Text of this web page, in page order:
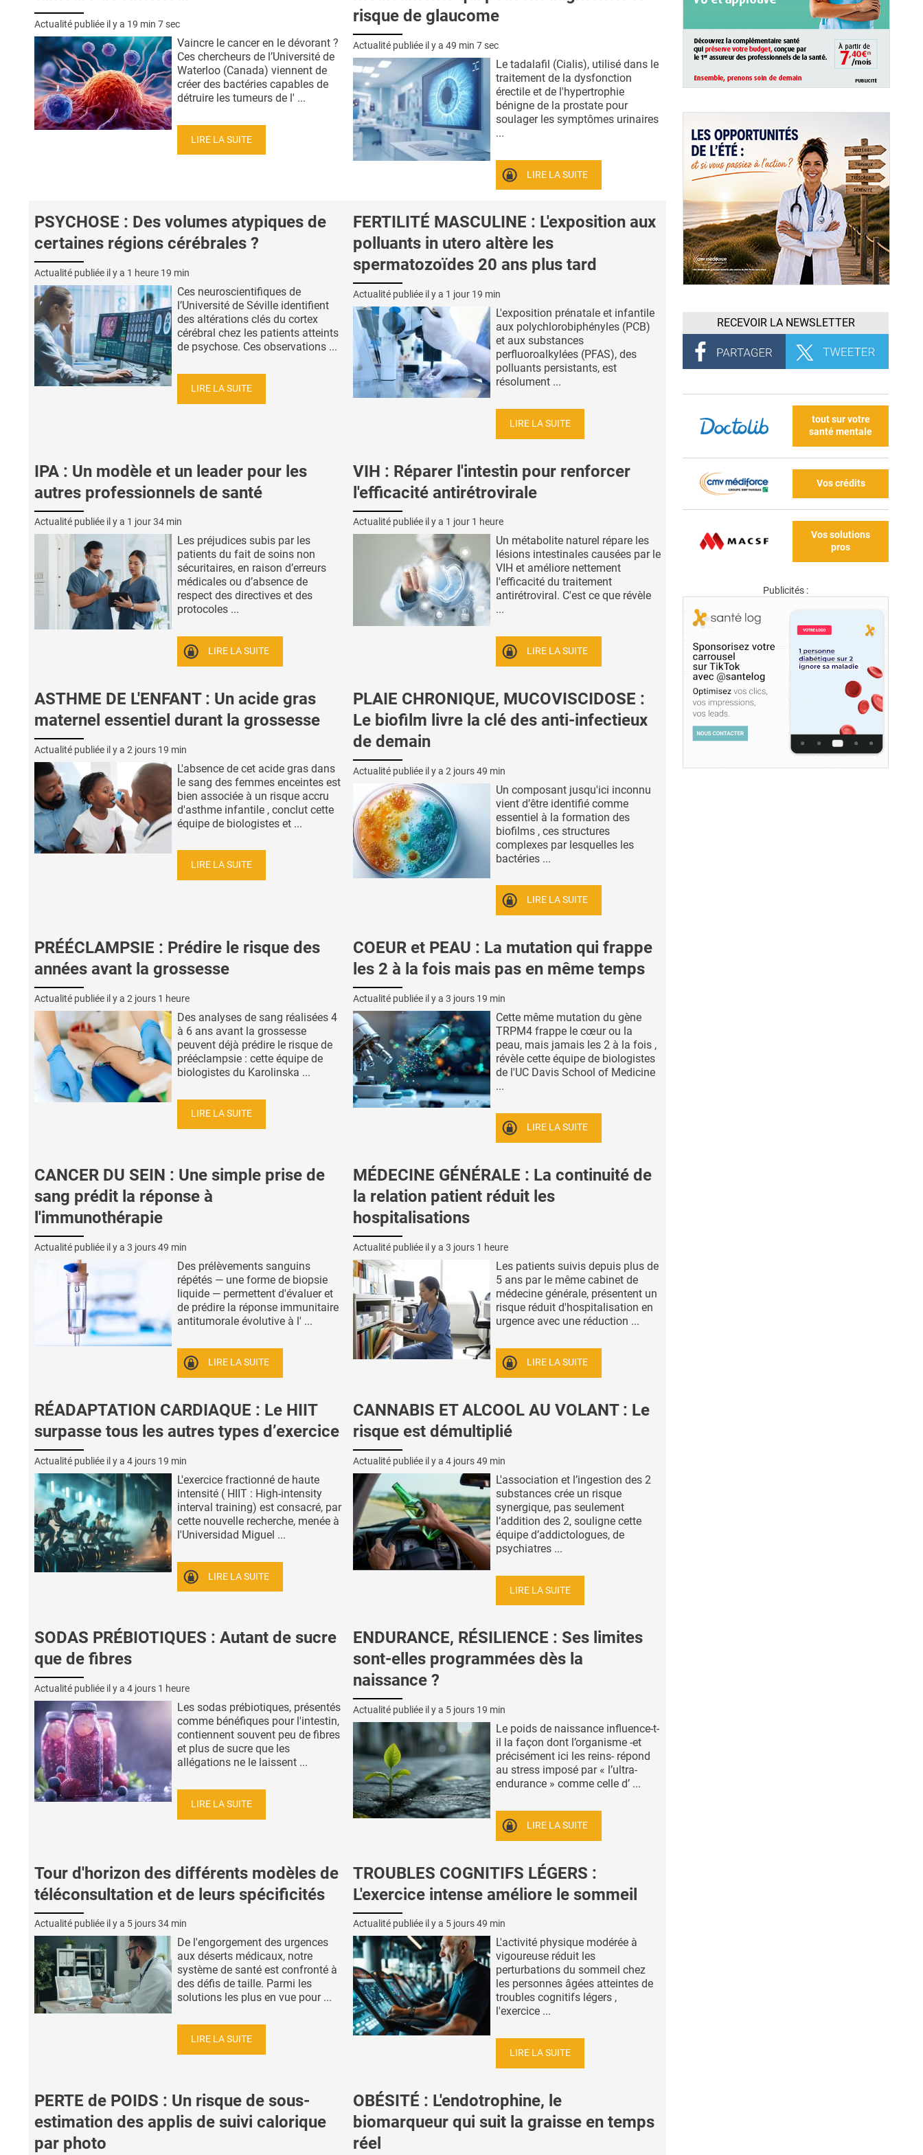
Actualité publiée il y a 19 min 7 sec
Vaincre le cancer en le dévorant ?
Ces chercheurs de l’Université de
Waterloo (Canada) viennent de
créer des bactéries capables de
détruire les tumeurs de l' ...
LIRE LA SUITE
risque de glaucome
Actualité publiée il y a 49 min 7 sec
Le tadalafil (Cialis), utilisé dans le
traitement de la dysfonction
érectile et de l'hypertrophie
bénigne de la prostate pour
soulager les symptômes urinaires
...
LIRE LA SUITE
PSYCHOSE : Des volumes atypiques de
certaines régions cérébrales ?
Actualité publiée il y a 1 heure 19 min
Ces neuroscientifiques de
l’Université de Séville identifient
des altérations clés du cortex
cérébral chez les patients atteints
de psychose. Ces observations ...
LIRE LA SUITE
FERTILITÉ MASCULINE : L'exposition aux
polluants in utero altère les
spermatozoïdes 20 ans plus tard
Actualité publiée il y a 1 jour 19 min
L'exposition prénatale et infantile
aux polychlorobiphényles (PCB)
et aux substances
perfluoroalkylées (PFAS), des
polluants persistants, est
résolument ...
LIRE LA SUITE
IPA : Un modèle et un leader pour les
autres professionnels de santé
Actualité publiée il y a 1 jour 34 min
Les préjudices subis par les
patients du fait de soins non
sécuritaires, en raison d’erreurs
médicales ou d’absence de
respect des directives et des
protocoles ...
LIRE LA SUITE
VIH : Réparer l'intestin pour renforcer
l'efficacité antirétrovirale
Actualité publiée il y a 1 jour 1 heure
Un métabolite naturel répare les
lésions intestinales causées par le
VIH et améliore nettement
l'efficacité du traitement
antirétroviral. C'est ce que révèle
...
LIRE LA SUITE
ASTHME DE L'ENFANT : Un acide gras
maternel essentiel durant la grossesse
Actualité publiée il y a 2 jours 19 min
L'absence de cet acide gras dans
le sang des femmes enceintes est
bien associée à un risque accru
d'asthme infantile , conclut cette
équipe de biologistes et ...
LIRE LA SUITE
PLAIE CHRONIQUE, MUCOVISCIDOSE :
Le biofilm livre la clé des anti-infectieux
de demain
Actualité publiée il y a 2 jours 49 min
Un composant jusqu'ici inconnu
vient d’être identifié comme
essentiel à la formation des
biofilms , ces structures
complexes par lesquelles les
bactéries ...
LIRE LA SUITE
PRÉÉCLAMPSIE : Prédire le risque des
années avant la grossesse
Actualité publiée il y a 2 jours 1 heure
Des analyses de sang réalisées 4
à 6 ans avant la grossesse
peuvent déjà prédire le risque de
prééclampsie : cette équipe de
biologistes du Karolinska ...
LIRE LA SUITE
COEUR et PEAU : La mutation qui frappe
les 2 à la fois mais pas en même temps
Actualité publiée il y a 3 jours 19 min
Cette même mutation du gène
TRPM4 frappe le cœur ou la
peau, mais jamais les 2 à la fois ,
révèle cette équipe de biologistes
de l'UC Davis School of Medicine
...
LIRE LA SUITE
CANCER DU SEIN : Une simple prise de
sang prédit la réponse à
l'immunothérapie
Actualité publiée il y a 3 jours 49 min
Des prélèvements sanguins
répétés — une forme de biopsie
liquide — permettent d'évaluer et
de prédire la réponse immunitaire
antitumorale évolutive à l' ...
LIRE LA SUITE
MÉDECINE GÉNÉRALE : La continuité de
la relation patient réduit les
hospitalisations
Actualité publiée il y a 3 jours 1 heure
Les patients suivis depuis plus de
5 ans par le même cabinet de
médecine générale, présentent un
risque réduit d'hospitalisation en
urgence avec une réduction ...
LIRE LA SUITE
RÉADAPTATION CARDIAQUE : Le HIIT
surpasse tous les autres types d’exercice
Actualité publiée il y a 4 jours 19 min
L'exercice fractionné de haute
intensité ( HIIT : High-intensity
interval training) est consacré, par
cette nouvelle recherche, menée à
l'Universidad Miguel ...
LIRE LA SUITE
CANNABIS ET ALCOOL AU VOLANT : Le
risque est démultiplié
Actualité publiée il y a 4 jours 49 min
L'association et l’ingestion des 2
substances crée un risque
synergique, pas seulement
l’addition des 2, souligne cette
équipe d’addictologues, de
psychiatres ...
LIRE LA SUITE
SODAS PRÉBIOTIQUES : Autant de sucre
que de fibres
Actualité publiée il y a 4 jours 1 heure
Les sodas prébiotiques, présentés
comme bénéfiques pour l'intestin,
contiennent souvent peu de fibres
et plus de sucre que les
allégations ne le laissent ...
LIRE LA SUITE
ENDURANCE, RÉSILIENCE : Ses limites
sont-elles programmées dès la
naissance ?
Actualité publiée il y a 5 jours 19 min
Le poids de naissance influence-t-
il la façon dont l’organisme -et
précisément ici les reins- répond
au stress imposé par « l’ultra-
endurance » comme celle d’ ...
LIRE LA SUITE
Tour d'horizon des différents modèles de
téléconsultation et de leurs spécificités
Actualité publiée il y a 5 jours 34 min
De l'engorgement des urgences
aux déserts médicaux, notre
système de santé est confronté à
des défis de taille. Parmi les
solutions les plus en vue pour ...
LIRE LA SUITE
TROUBLES COGNITIFS LÉGERS :
L'exercice intense améliore le sommeil
Actualité publiée il y a 5 jours 49 min
L'activité physique modérée à
vigoureuse réduit les
perturbations du sommeil chez
les personnes âgées atteintes de
troubles cognitifs légers ,
l'exercice ...
LIRE LA SUITE
PERTE de POIDS : Un risque de sous-
estimation des applis de suivi calorique
par photo
OBÉSITÉ : L'endotrophine, le
biomarqueur qui suit la graisse en temps
réel
RECEVOIR LA NEWSLETTER
tout sur votre
santé mentale
Vos crédits
Vos solutions
pros
Publicités :